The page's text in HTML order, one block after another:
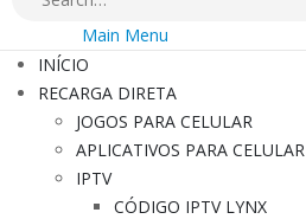
Main Menu
INÍCIO
RECARGA DIRETA
JOGOS PARA CELULAR
APLICATIVOS PARA CELULAR
IPTV
CÓDIGO IPTV LYNX